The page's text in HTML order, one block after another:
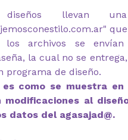
llevan
los archivos se envían
la cual no se
programa de diseño.
como se muestra en
modificaciones al
datos del agasajad@.